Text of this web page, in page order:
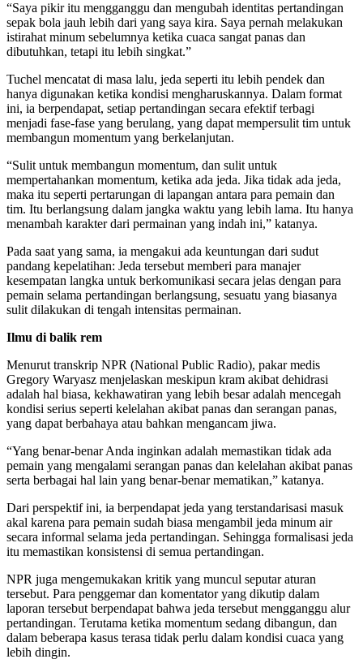
“Saya pikir itu mengganggu dan mengubah identitas pertandingan
sepak bola jauh lebih dari yang saya kira. Saya pernah melakukan
istirahat minum sebelumnya ketika cuaca sangat panas dan
dibutuhkan, tetapi itu lebih singkat.”
Tuchel mencatat di masa lalu, jeda seperti itu lebih pendek dan
hanya digunakan ketika kondisi mengharuskannya. Dalam format
ini, ia berpendapat, setiap pertandingan secara efektif terbagi
menjadi fase-fase yang berulang, yang dapat mempersulit tim untuk
membangun momentum yang berkelanjutan.
“Sulit untuk membangun momentum, dan sulit untuk
mempertahankan momentum, ketika ada jeda. Jika tidak ada jeda,
maka itu seperti pertarungan di lapangan antara para pemain dan
tim. Itu berlangsung dalam jangka waktu yang lebih lama. Itu hanya
menambah karakter dari permainan yang indah ini,” katanya.
Pada saat yang sama, ia mengakui ada keuntungan dari sudut
pandang kepelatihan: Jeda tersebut memberi para manajer
kesempatan langka untuk berkomunikasi secara jelas dengan para
pemain selama pertandingan berlangsung, sesuatu yang biasanya
sulit dilakukan di tengah intensitas permainan.
Ilmu di balik rem
Menurut transkrip NPR (National Public Radio), pakar medis
Gregory Waryasz menjelaskan meskipun kram akibat dehidrasi
adalah hal biasa, kekhawatiran yang lebih besar adalah mencegah
kondisi serius seperti kelelahan akibat panas dan serangan panas,
yang dapat berbahaya atau bahkan mengancam jiwa.
“Yang benar-benar Anda inginkan adalah memastikan tidak ada
pemain yang mengalami serangan panas dan kelelahan akibat panas
serta berbagai hal lain yang benar-benar mematikan,” katanya.
Dari perspektif ini, ia berpendapat jeda yang terstandarisasi masuk
akal karena para pemain sudah biasa mengambil jeda minum air
secara informal selama jeda pertandingan. Sehingga formalisasi jeda
itu memastikan konsistensi di semua pertandingan.
NPR juga mengemukakan kritik yang muncul seputar aturan
tersebut. Para penggemar dan komentator yang dikutip dalam
laporan tersebut berpendapat bahwa jeda tersebut mengganggu alur
pertandingan. Terutama ketika momentum sedang dibangun, dan
dalam beberapa kasus terasa tidak perlu dalam kondisi cuaca yang
lebih dingin.